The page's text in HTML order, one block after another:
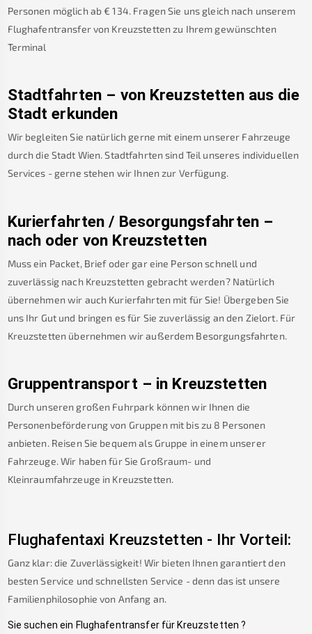
Personen möglich ab € 134. Fragen Sie uns gleich nach unserem
Flughafentransfer von Kreuzstetten zu Ihrem gewünschten
Terminal
Stadtfahrten – von Kreuzstetten aus die
Stadt erkunden
Wir begleiten Sie natürlich gerne mit einem unserer Fahrzeuge
durch die Stadt Wien. Stadtfahrten sind Teil unseres individuellen
Services - gerne stehen wir Ihnen zur Verfügung.
Kurierfahrten / Besorgungsfahrten –
nach oder von Kreuzstetten
Muss ein Packet, Brief oder gar eine Person schnell und
zuverlässig nach Kreuzstetten gebracht werden? Natürlich
übernehmen wir auch Kurierfahrten mit für Sie! Übergeben Sie
uns Ihr Gut und bringen es für Sie zuverlässig an den Zielort. Für
Kreuzstetten übernehmen wir außerdem Besorgungsfahrten.
Gruppentransport – in Kreuzstetten
Durch unseren großen Fuhrpark können wir Ihnen die
Personenbeförderung von Gruppen mit bis zu 8 Personen
anbieten. Reisen Sie bequem als Gruppe in einem unserer
Fahrzeuge. Wir haben für Sie Großraum- und
Kleinraumfahrzeuge in Kreuzstetten.
Flughafentaxi Kreuzstetten - Ihr Vorteil:
Ganz klar: die Zuverlässigkeit! Wir bieten Ihnen garantiert den
besten Service und schnellsten Service - denn das ist unsere
Familienphilosophie von Anfang an.
Sie suchen ein Flughafentransfer für Kreuzstetten ?